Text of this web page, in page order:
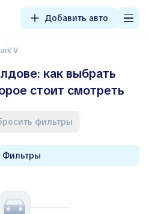
Добавить авто
Mark V
как выбрать
стоит смотреть
фильтры
Фильтры